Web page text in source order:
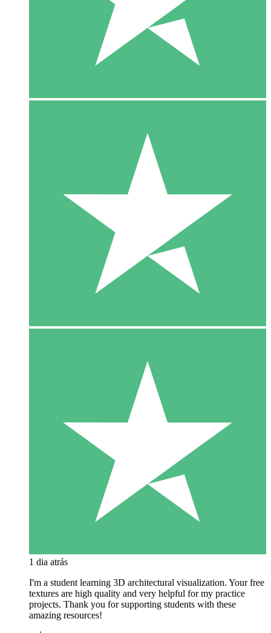
1 dia atrás
I'm a student learning 3D architectural visualization. Your free
textures are high quality and very helpful for my practice
projects. Thank you for supporting students with these
amazing resources!